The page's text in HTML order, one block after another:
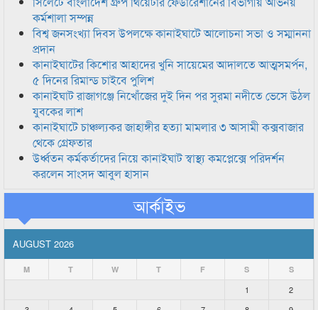
কর্মশালা সম্পন্ন
বিশ্ব জনসংখ্যা দিবস উপলক্ষে কানাইঘাটে আলোচনা সভা ও সম্মাননা
প্রদান
কানাইঘাটের কিশোর আহাদের খুনি সায়েমের আদালতে আত্মসমর্পন,
৫ দিনের রিমান্ড চাইবে পুলিশ
কানাইঘাট রাজাগঞ্জে নিখোঁজের দুই দিন পর সুরমা নদীতে ভেসে উঠল
যুবকের লাশ
কানাইঘাটে চাঞ্চল্যকর জাহাঙ্গীর হত্যা মামলার ৩ আসামী কক্সবাজার
থেকে গ্রেফতার
উর্ধ্বতন কর্মকর্তাদের নিয়ে কানাইঘাট স্বাস্থ্য কমপ্লেক্সে পরিদর্শন
করলেন সাংসদ আবুল হাসান
আর্কাইভ
AUGUST 2026
M T W T F S S
1
2